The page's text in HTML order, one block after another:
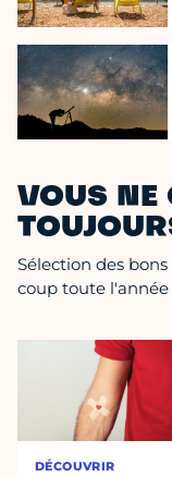
VOUS NE
Sélection des
coup toute l'année
DÉCOUVRIR